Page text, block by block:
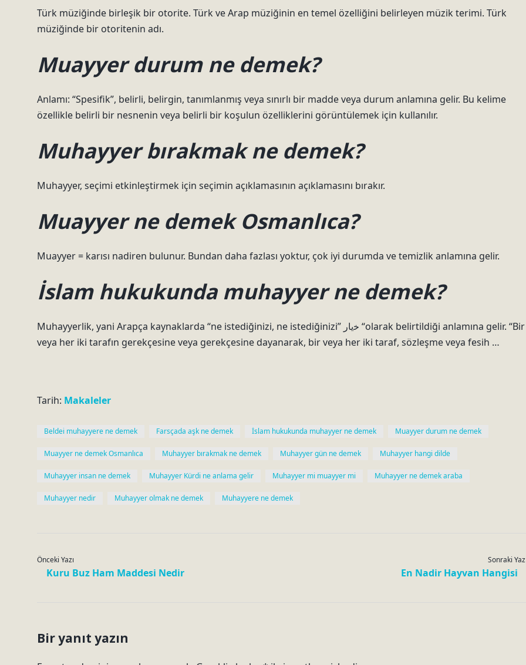
Türk müziğinde birleşik bir otorite. Türk ve Arap müziğinin en temel özelliğini belirleyen müzik terimi. Türk
müziğinde bir otoritenin adı.
Muayyer durum ne demek?
Anlamı: “Spesifik”, belirli, belirgin, tanımlanmış veya sınırlı bir madde veya durum anlamına gelir. Bu kelime
özellikle belirli bir nesnenin veya belirli bir koşulun özelliklerini görüntülemek için kullanılır.
Muhayyer bırakmak ne demek?
Muhayyer, seçimi etkinleştirmek için seçimin açıklamasının açıklamasını bırakır.
Muayyer ne demek Osmanlıca?
Muayyer = karısı nadiren bulunur. Bundan daha fazlası yoktur, çok iyi durumda ve temizlik anlamına gelir.
İslam hukukunda muhayyer ne demek?
Muhayyerlik, yani Arapça kaynaklarda “ne istediğinizi, ne istediğinizi” ﺧﯾﺎر “olarak belirtildiği anlamına gelir. “Bir
veya her iki tarafın gerekçesine veya gerekçesine dayanarak, bir veya her iki taraf, sözleşme veya fesih …
Tarih: Makaleler
Beldei muhayyere ne demek Farsçada aşk ne demek İslam hukukunda muhayyer ne demek Muayyer durum ne demek
Muayyer ne demek Osmanlıca Muhayyer bırakmak ne demek Muhayyer gün ne demek Muhayyer hangi dilde
Muhayyer insan ne demek Muhayyer Kürdi ne anlama gelir Muhayyer mi muayyer mi Muhayyer ne demek araba
Muhayyer nedir Muhayyer olmak ne demek Muhayyere ne demek
Önceki Yazı
Kuru Buz Ham Maddesi Nedir
Sonraki
En Nadir Hayvan Hangisi
Bir yanıt yazın